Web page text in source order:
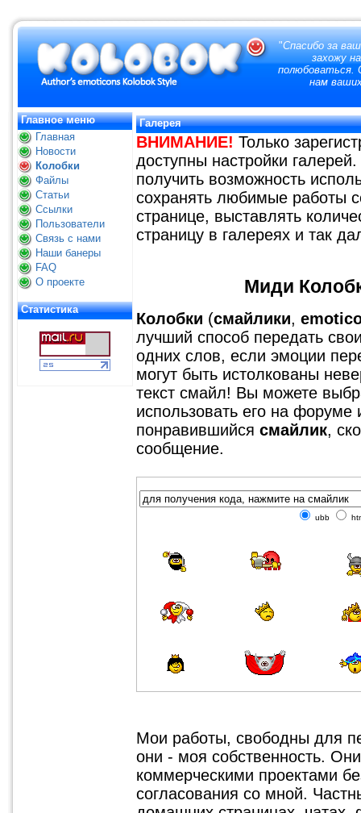
"Спасибо за
захожу
полюбоваться.
нам
Главное меню
Главная
Новости
Колобки
Файлы
Статьи
Ссылки
Пользователи
Связь с нами
Наши банеры
FAQ
О проекте
Статистика
Галерея
ВНИМАНИЕ! Только
доступны настройки
получить возможность
сохранять любимые работы
странице, выставлять
страницу в галереях и так
Миди
Колобки (смайлики,
лучший способ передать
одних слов, если эмоции
могут быть истолкованы
текст смайл! Вы можете
использовать его на
понравившийся смайлик,
сообщение.
ubb
Мои работы, свободны для
они - моя собственность.
коммерческими проектами
согласования со мной.